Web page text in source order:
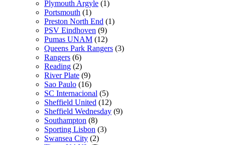
Plymouth Argyle (1)
Portsmouth (1)
Preston North End (1)
PSV Eindhoven (9)
Pumas UNAM (12)
Queens Park Rangers (3)
Rangers (6)
Reading (2)
River Plate (9)
Sao Paulo (16)
SC Internacional (5)
Sheffield United (12)
Sheffield Wednesday (9)
Southampton (8)
Sporting Lisbon (3)
Swansea City (2)